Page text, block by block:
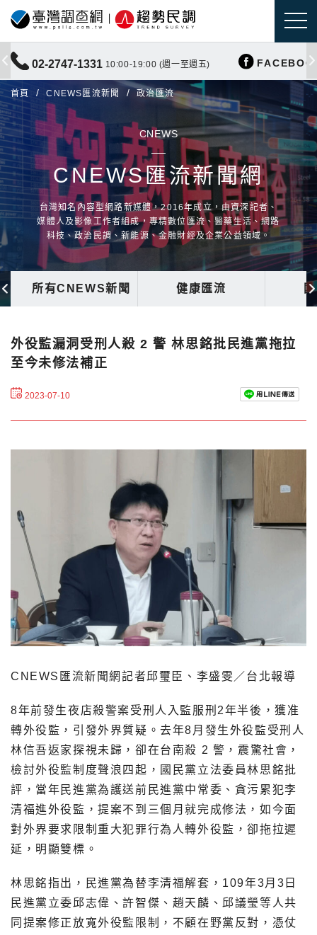
02-2747-1331 10:00-19:00 (週一至週五)
首頁 CNEWS匯流新聞 政治匯流
CNEWS
CNEWS匯流新聞網
台灣知名內容型網路新媒體，2016年成立，由資深記者、
媒體人及影像工作者組成，專精數位匯流、醫藥生活、網路
科技、政治民調、新能源、金融財經及企業公益領域。
所有CNEWS新聞 健康匯流
外役監漏洞受刑人殺 2 警 林思銘批民進黨拖拉
至今未修法補正
2023-07-10
CNEWS匯流新聞網記者邱璽臣、李盛雯／台北報導
8年前發生夜店殺警案受刑人入監服刑2年半後，獲准
轉外役監，引發外界質疑。去年8月發生外役監受刑人
林信吾返家探視未歸，卻在台南殺 2 警，震驚社會，
檢討外役監制度聲浪四起，國民黨立法委員林思銘批
評，當年民進黨為護送前民進黨中常委、貪污累犯李
清福進外役監，提案不到三個月就完成修法，如今面
對外界要求限制重大犯罪行為人轉外役監，卻拖拉遲
延，明顯雙標。
林思銘指出，民進黨為替李清福解套，109年3月3日
民進黨立委邱志偉、許智傑、趙天麟、邱議瑩等人共
同提案修正放寬外役監限制，不顧在野黨反對，憑仗